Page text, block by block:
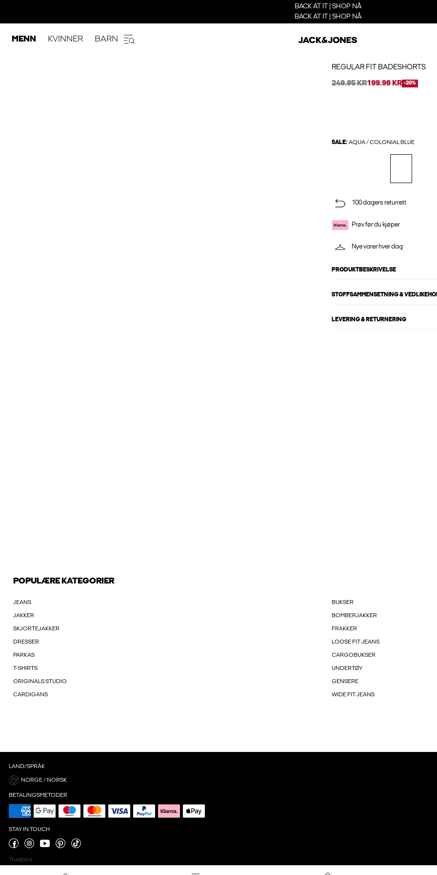
BACK AT IT | SHOP NÅ
BACK AT IT | SHOP NÅ
MENN KVINNER BARN
REGULAR FIT BADESHORTS
249.95 KR199.96 KR -20%
SALE: AQUA / COLONIAL BLUE
100 dagers returrett
Prøv før du kjøper
Nye varer hver dag
PRODUKTBESKRIVELSE
STOFFSAMMENSETNING &
LEVERING & RETURNERING
POPULÆRE KATEGORIER
JEANS BUKSER
JAKKER BOMBERJAKKER
SKJORTEJAKKER FRAKKER
DRESSER LOOSE FIT JEANS
PARKAS CARGOBUKSER
T-SHIRTS UNDERTØY
ORIGINALS STUDIO GENSERE
CARDIGANS WIDE FIT JEANS
LAND/SPRÅK
NORGE / NORSK
BETALINGSMETODER
STAY IN TOUCH
Trustpilot